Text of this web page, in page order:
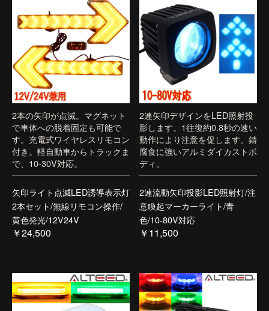
2本の矢印が点滅。マグネット
で車体への脱着固定も可能で
す。充電式ワイヤレスリモコン
付き。軽自動車からトラックま
で、10-30V対応。
矢印ライト点滅LED誘導表示灯
2本セット/無線リモコン操作/
黄色発光/12V24V
￥24,500
2連矢印デザインをLED照射投
影します。1往復約0.8秒の速い
動作により注意を促します。錆
腐食に強いアルミダイカストボ
ディ。
2連流動矢印投影LED照射灯/注
意喚起マーカーライト/青
色/10-80V対応
￥11,500